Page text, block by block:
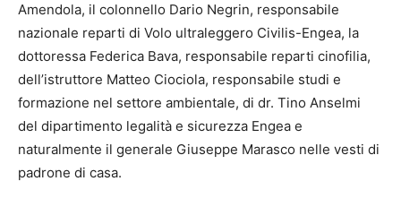
Amendola, il colonnello Dario Negrin, responsabile
nazionale reparti di Volo ultraleggero Civilis-Engea, la
dottoressa Federica Bava, responsabile reparti cinofilia,
dell’istruttore Matteo Ciociola, responsabile studi e
formazione nel settore ambientale, di dr. Tino Anselmi
del dipartimento legalità e sicurezza Engea e
naturalmente il generale Giuseppe Marasco nelle vesti di
padrone di casa.